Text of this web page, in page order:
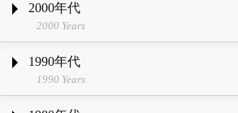
2000年代
2000 Years
1990年代
1990 Years